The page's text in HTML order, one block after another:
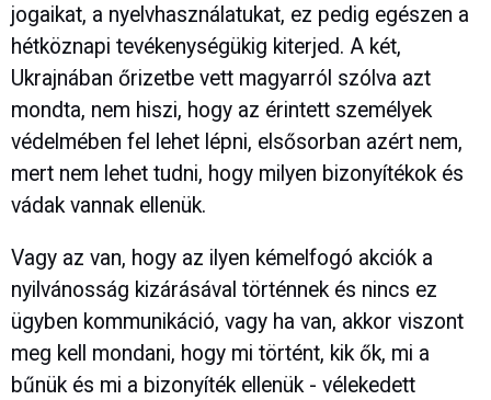
jogaikat, a nyelvhasználatukat, ez pedig egészen a
hétköznapi tevékenységükig kiterjed. A két,
Ukrajnában őrizetbe vett magyarról szólva azt
mondta, nem hiszi, hogy az érintett személyek
védelmében fel lehet lépni, elsősorban azért nem,
mert nem lehet tudni, hogy milyen bizonyítékok és
vádak vannak ellenük.
Vagy az van, hogy az ilyen kémelfogó akciók a
nyilvánosság kizárásával történnek és nincs ez
ügyben kommunikáció, vagy ha van, akkor viszont
meg kell mondani, hogy mi történt, kik ők, mi a
bűnük és mi a bizonyíték ellenük - vélekedett